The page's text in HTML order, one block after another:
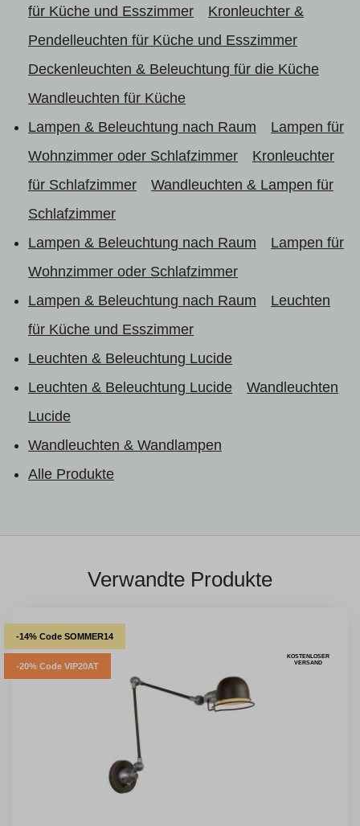
für Küche und Esszimmer
Kronleuchter &
Pendelleuchten für Küche und Esszimmer
Deckenleuchten & Beleuchtung für die Küche
Wandleuchten für Küche
Lampen & Beleuchtung nach Raum
Lampen für
Wohnzimmer oder Schlafzimmer
Kronleuchter
für Schlafzimmer
Wandleuchten & Lampen für
Schlafzimmer
Lampen & Beleuchtung nach Raum
Lampen für
Wohnzimmer oder Schlafzimmer
Lampen & Beleuchtung nach Raum
Leuchten
für Küche und Esszimmer
Leuchten & Beleuchtung Lucide
Leuchten & Beleuchtung Lucide
Wandleuchten
Lucide
Wandleuchten & Wandlampen
Alle Produkte
Verwandte Produkte
-14% Code SOMMER14
-20% Code VIP20AT
KOSTENLOSER
VERSAND